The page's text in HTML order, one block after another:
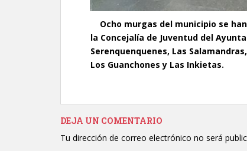
Ocho murgas del municipio se
la Concejalía de Juventud del
Serenquenquenes, Las
Los Guanchones y Las Inkietas.
DEJA UN COMENTARIO
Tu dirección de correo electrónico no será